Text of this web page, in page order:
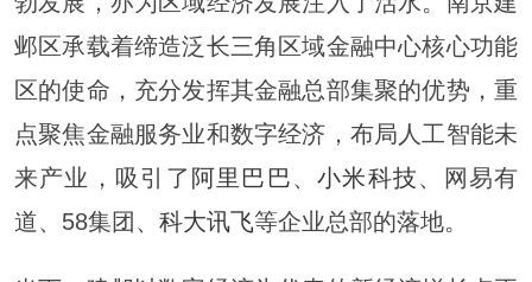
邺区承载着缔造泛长三角区域金融中心核心功能
区的使命，充分发挥其金融总部集聚的优势，重
点聚焦金融服务业和数字经济，布局人工智能未
来产业，吸引了 阿里巴巴、小米科技、网易有
道、58集团、 科大讯飞等企业总部的落地。